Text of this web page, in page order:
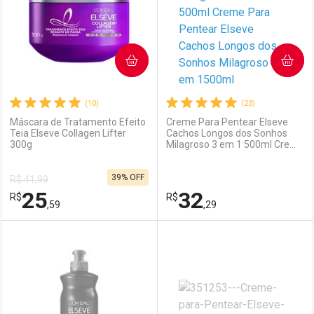
(10)
Máscara de Tratamento Efeito
Teia Elseve Collagen Lifter
300g
R$ 41,99
R$25,59
39% OFF
COMPRAR
Laboratório
Por Menos
(23)
Creme Para Pentear Elseve
Cachos Longos dos Sonhos
Milagroso 3 em 1 500ml Creme
R$32,29
COMPRAR
Laboratório
Por Menos